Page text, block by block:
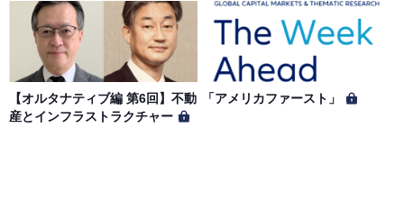
【オルタナティブ編 第6回】不動
産とインフラストラクチャー
「アメリカファースト」